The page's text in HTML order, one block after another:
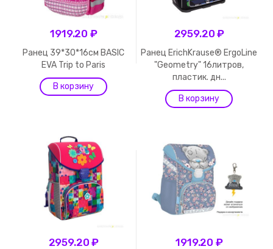
1919.20 ₽
Ранец 39*30*16см BASIC
EVA Trip to Paris
2959.20 ₽
Ранец ErichKrause® ErgoLine
"Geometry" 16литров,
пластик. дн...
2959.20 ₽ 1919.20 ₽